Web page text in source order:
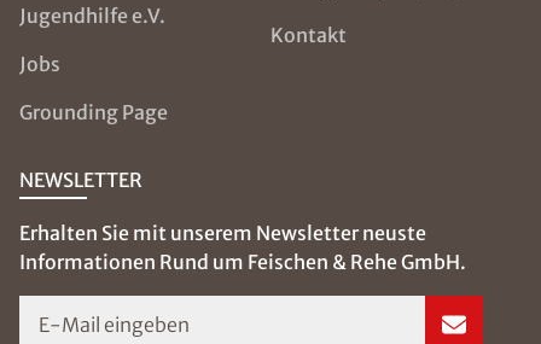
Jugendhilfe e.V.
Jobs
Grounding Page
Kontakt
NEWSLETTER
Erhalten Sie mit unserem Newsletter neuste
Informationen Rund um Feischen & Rehe GmbH.
E-Mail eingeben